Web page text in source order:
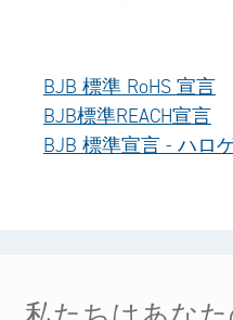
BJB 標準 RoHS 宣言
BJB標準REACH宣言
BJB 標準宣言 - ハロ